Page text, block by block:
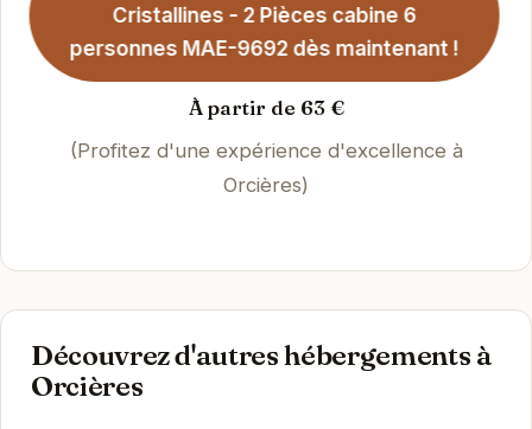
Cristallines - 2 Pièces cabine 6
personnes MAE-9692 dès maintenant !
À partir de 63 €
(Profitez d'une expérience d'excellence à
Orcières)
Découvrez d'autres hébergements à
Orcières